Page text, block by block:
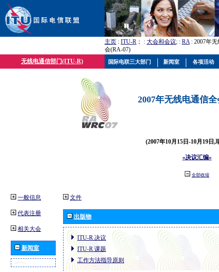
主页 : ITU-R ； : 大会和会议; : RA: 2007年
会(RA-07)
无线电通信部门(ITU-R)
2007年无线电通信
(2007年10月15日-10月19日,
«决议汇编»
全部收缩
一般信息
代表注册
相关大会
新闻室
文件
出版物
ITU-R 决议
ITU-R 课题
工作方法指导原则
国际电联三大部门 新闻室 各项活动